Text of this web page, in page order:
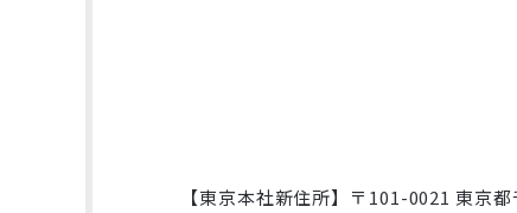
【東京本社新住所】〒101-0021 東京